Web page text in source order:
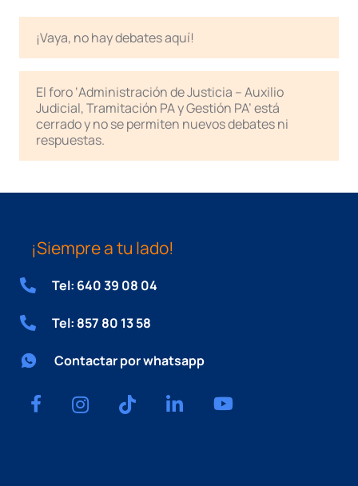
¡Vaya, no hay debates aquí!
El foro ‘Administración de Justicia – Auxilio
Judicial, Tramitación PA y Gestión PA’ está
cerrado y no se permiten nuevos debates ni
respuestas.
¡Siempre a tu lado!
Tel: 640 39 08 04
Tel: 857 80 13 58
Contactar por whatsapp